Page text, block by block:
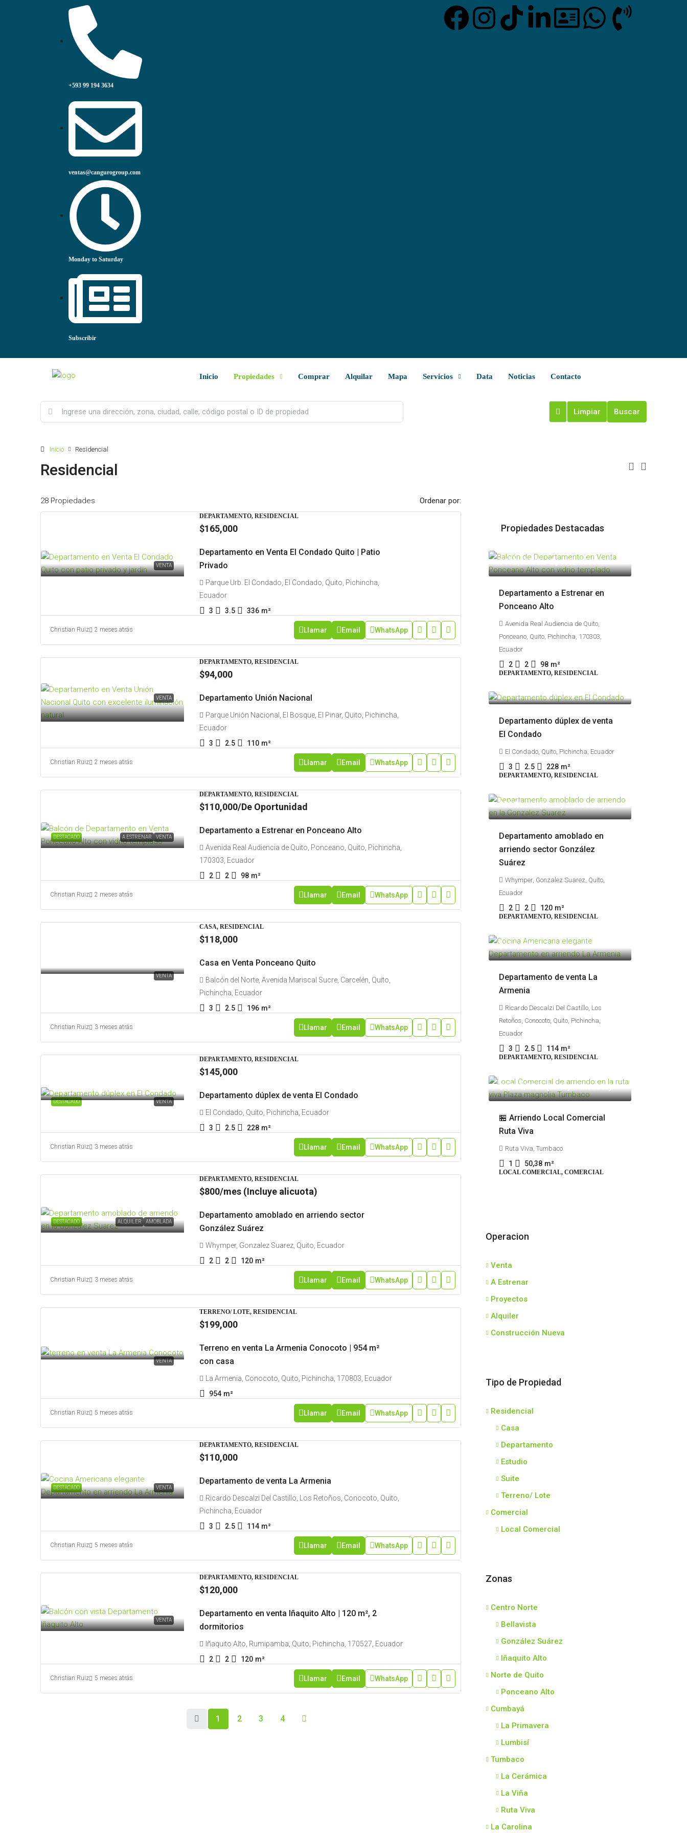
+593 99 194 3634
ventas@cangurogroup.com
Monday to Saturday
Subscribir
Inicio Propiedades Comprar Alquilar Mapa Servicios Data Noticias Contacto
Limpiar Buscar
Inicio Residencial
Residencial
28 Propiedades Ordenar por:
VENTA
DEPARTAMENTO, RESIDENCIAL
$165,000
Departamento en Venta El Condado Quito | Patio
Privado
Parque Urb. El Condado, El Condado, Quito, Pichincha,
Ecuador
3
3.5 336 m²
Christian Ruiz 2 meses atrás Llamar Email WhatsApp
VENTA
DEPARTAMENTO, RESIDENCIAL
$94,000
Departamento Unión Nacional
Parque Unión Nacional, El Bosque, El Pinar, Quito, Pichincha,
Ecuador
3
2.5 110 m²
Christian Ruiz 2 meses atrás Llamar Email WhatsApp
DESTACADO A ESTRENAR VENTA
DEPARTAMENTO, RESIDENCIAL
$110,000/De Oportunidad
Departamento a Estrenar en Ponceano Alto
Avenida Real Audiencia de Quito, Ponceano, Quito, Pichincha,
170303, Ecuador
2
2 98 m²
Christian Ruiz 2 meses atrás Llamar Email WhatsApp
VENTA
CASA, RESIDENCIAL
$118,000
Casa en Venta Ponceano Quito
Balcón del Norte, Avenida Mariscal Sucre, Carcelén, Quito,
Pichincha, Ecuador
3
2.5 196 m²
Christian Ruiz 3 meses atrás Llamar Email WhatsApp
DESTACADO VENTA
DEPARTAMENTO, RESIDENCIAL
$145,000
Departamento dúplex de venta El Condado
El Condado, Quito, Pichincha, Ecuador
3
2.5 228 m²
Christian Ruiz 3 meses atrás Llamar Email WhatsApp
DESTACADO ALQUILER AMOBLADA
DEPARTAMENTO, RESIDENCIAL
$800/mes (Incluye alicuota)
Departamento amoblado en arriendo sector
González Suárez
Whymper, Gonzalez Suarez, Quito, Ecuador
2
2 120 m²
Christian Ruiz 3 meses atrás Llamar Email WhatsApp
VENTA
TERRENO/ LOTE, RESIDENCIAL
$199,000
Terreno en venta La Armenia Conocoto | 954 m²
con casa
La Armenia, Conocoto, Quito, Pichincha, 170803, Ecuador
954 m²
Christian Ruiz 5 meses atrás Llamar Email WhatsApp
DESTACADO VENTA
DEPARTAMENTO, RESIDENCIAL
$110,000
Departamento de venta La Armenia
Ricardo Descalzi Del Castillo, Los Retoños, Conocoto, Quito,
Pichincha, Ecuador
3
2.5 114 m²
Christian Ruiz 5 meses atrás Llamar Email WhatsApp
VENTA
DEPARTAMENTO, RESIDENCIAL
$120,000
Departamento en venta Iñaquito Alto | 120 m², 2
dormitorios
Iñaquito Alto, Rumipamba, Quito, Pichincha, 170527, Ecuador
2
2 120 m²
Christian Ruiz 5 meses atrás Llamar Email WhatsApp
1 2 3 4
Propiedades Destacadas
$110,000 /De Oportunidad
Departamento a Estrenar en
Ponceano Alto
Avenida Real Audiencia de Quito,
Ponceano, Quito, Pichincha, 170303,
Ecuador
2 2 98 m²
DEPARTAMENTO, RESIDENCIAL
Departamento dúplex de venta
El Condado
El Condado, Quito, Pichincha, Ecuador
3 2.5 228 m²
DEPARTAMENTO, RESIDENCIAL
$800 /mes (Incluye alicuota)
Departamento amoblado en
arriendo sector González
Suárez
Whymper, Gonzalez Suarez, Quito,
Ecuador
2 2 120 m²
DEPARTAMENTO, RESIDENCIAL
$110,000
Departamento de venta La
Armenia
Ricardo Descalzi Del Castillo, Los
Retoños, Conocoto, Quito, Pichincha,
Ecuador
3 2.5 114 m²
DEPARTAMENTO, RESIDENCIAL
$1,100/Mes (Incluye alicuota)
🏪 Arriendo Local Comercial
Ruta Viva
Ruta Viva, Tumbaco
1 50,38 m²
LOCAL COMERCIAL, COMERCIAL
Operacion
Venta
A Estrenar
Proyectos
Alquiler
Construcción Nueva
Tipo de Propiedad
Residencial
Casa
Departamento
Estudio
Suite
Terreno/ Lote
Comercial
Local Comercial
Zonas
Centro Norte
Bellavista
González Suárez
Iñaquito Alto
Norte de Quito
Ponceano Alto
Cumbayá
La Primavera
Lumbisí
Tumbaco
La Cerámica
La Viña
Ruta Viva
La Carolina